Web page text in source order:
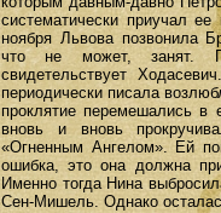
систематически приучал
ноября Львова позвонила
что не может, занят.
свидетельствует
периодически писала
проклятие перемешались в
вновь и вновь
«Огненным Ангелом». Ей
ошибка, это она должна
Именно тогда Нина
Сен-Мишель. Однако